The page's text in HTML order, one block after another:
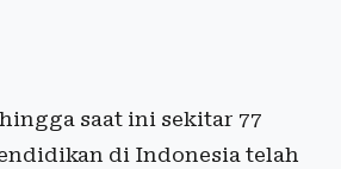
saat ini sekitar 77
di Indonesia telah